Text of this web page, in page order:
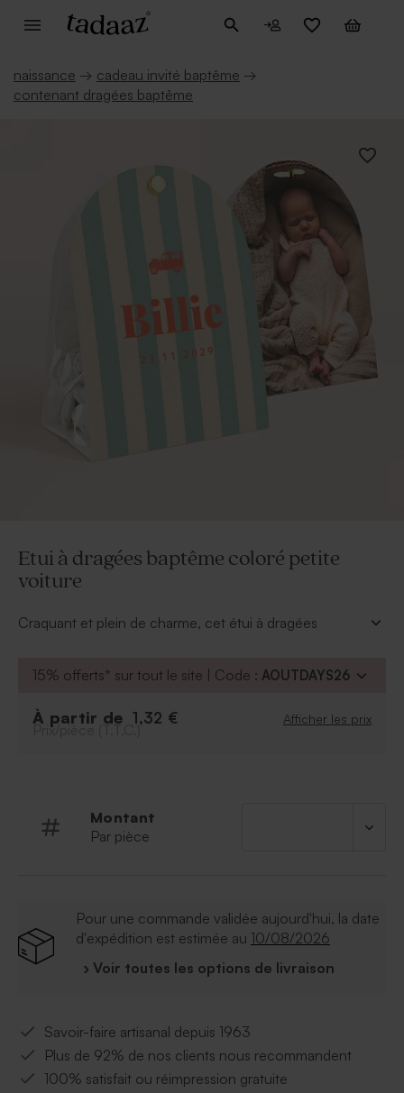
naissance → cadeau invité baptême →
contenant dragées baptême
Etui à dragées baptême coloré petite
voiture
Craquant et plein de charme, cet étui à dragées
offrir un cadeau unique à vos invités.
sachet transparent pour les dragées et une
attache parisienne pour assembler l'ensemble
15% offerts* sur tout le site | Code : AOUTDAYS26
À partir de 1,32 € Afficher les prix
Prix/pièce (T.T.C.)
Montant
Par pièce
Pour une commande validée aujourd'hui, la date
d'expédition est estimée au 10/08/2026
› Voir toutes les options de livraison
Savoir-faire artisanal depuis 1963
Plus de 92% de nos clients nous recommandent
100% satisfait ou réimpression gratuite